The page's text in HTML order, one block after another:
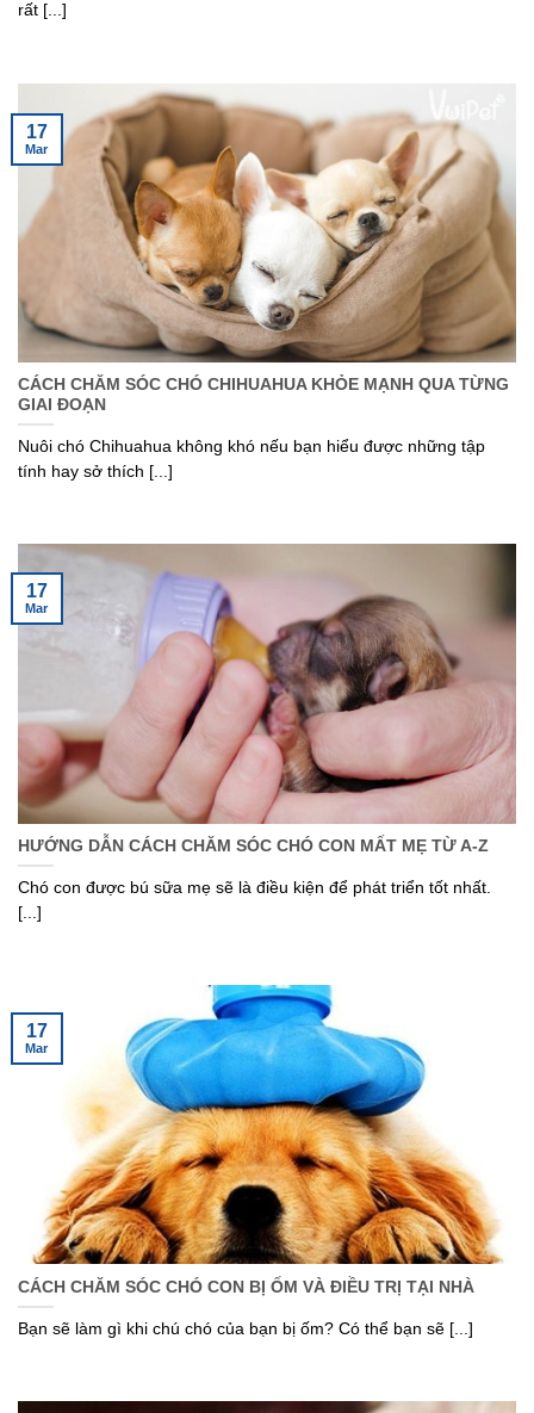
rất [...]
CÁCH CHĂM SÓC CHÓ CHIHUAHUA KHỎE MẠNH QUA TỪNG
GIAI ĐOẠN
Nuôi chó Chihuahua không khó nếu bạn hiểu được những tập
tính hay sở thích [...]
17
Mar
HƯỚNG DẪN CÁCH CHĂM SÓC CHÓ CON MẤT MẸ TỪ A-Z
Chó con được bú sữa mẹ sẽ là điều kiện để phát triển tốt nhất.
[...]
17
Mar
CÁCH CHĂM SÓC CHÓ CON BỊ ỐM VÀ ĐIỀU TRỊ TẠI NHÀ
Bạn sẽ làm gì khi chú chó của bạn bị ốm? Có thể bạn sẽ [...]
17
Mar